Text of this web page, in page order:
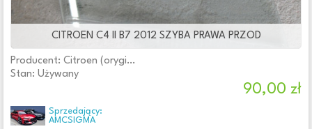
CITROEN C4 II B7 2012 SZYBA PRAWA PRZOD
Producent: Citroen (oryginalne OE)
Stan: Używany
90,00 zł
Sprzedający:
AMCSIGMA